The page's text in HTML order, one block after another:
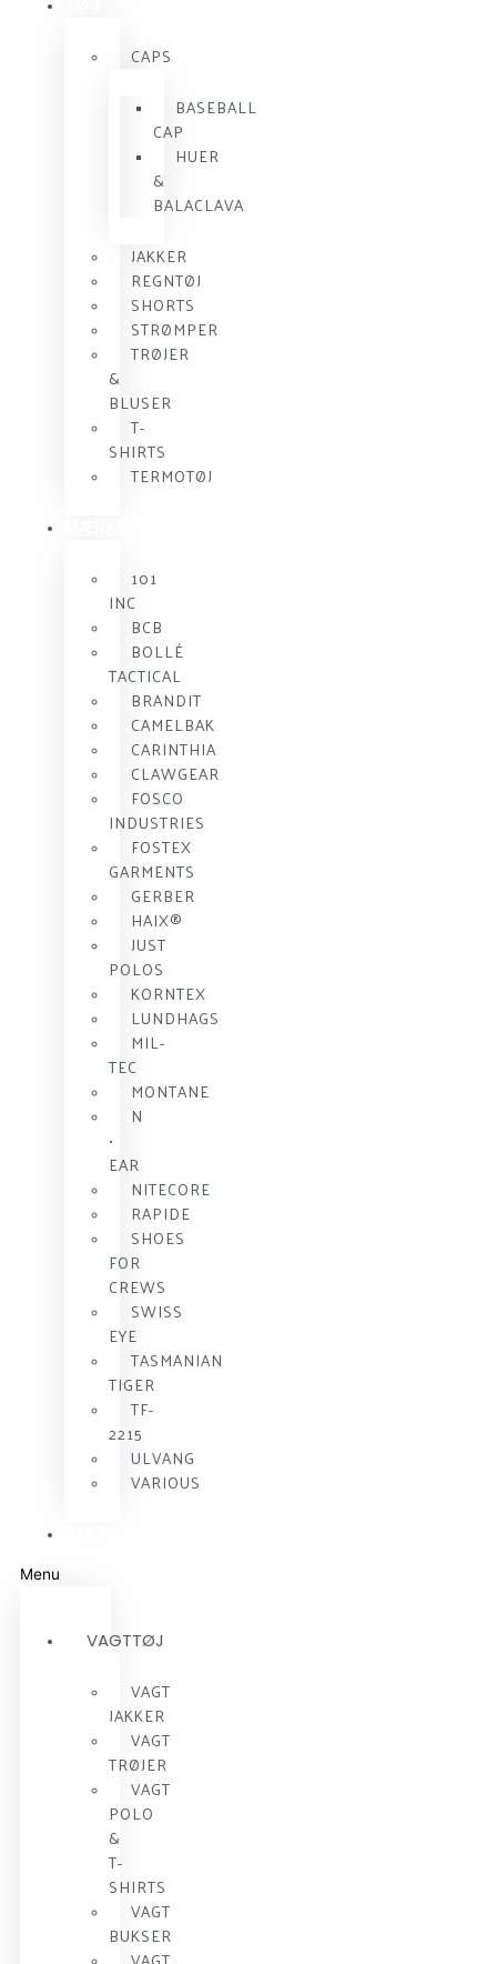
CAPS
BASEBALL
CAP
HUER
&
BALACLAVA
JAKKER
REGNTØJ
SHORTS
STRØMPER
TRØJER
&
BLUSER
T-
SHIRTS
TERMOTØJ
101
INC
BCB
BOLLÉ
TACTICAL
BRANDIT
CAMELBAK
CARINTHIA
CLAWGEAR
FOSCO
INDUSTRIES
FOSTEX
GARMENTS
GERBER
HAIX®
JUST
POLOS
KORNTEX
LUNDHAGS
MIL-
TEC
MONTANE
N
•
EAR
NITECORE
RAPIDE
SHOES
FOR
CREWS
SWISS
EYE
TASMANIAN
TIGER
TF-
2215
ULVANG
VARIOUS
Menu
VAGTTØJ
VAGT
JAKKER
VAGT
TRØJER
VAGT
POLO
&
T-
SHIRTS
VAGT
BUKSER